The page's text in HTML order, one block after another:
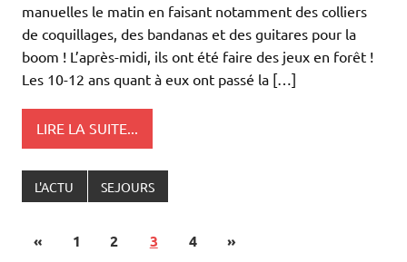
manuelles le matin en faisant notamment des colliers
de coquillages, des bandanas et des guitares pour la
boom ! L’après-midi, ils ont été faire des jeux en forêt !
Les 10-12 ans quant à eux ont passé la […]
LIRE LA SUITE...
L'ACTU SEJOURS
« 1 2 3 4 »